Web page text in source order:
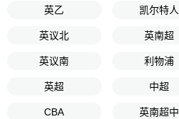
英乙 凯尔特人
英议北 英南超
英议南 利物浦
英超 中超
CBA 英南超中